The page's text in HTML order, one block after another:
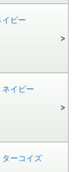
イビー
イビー
ーコイズ